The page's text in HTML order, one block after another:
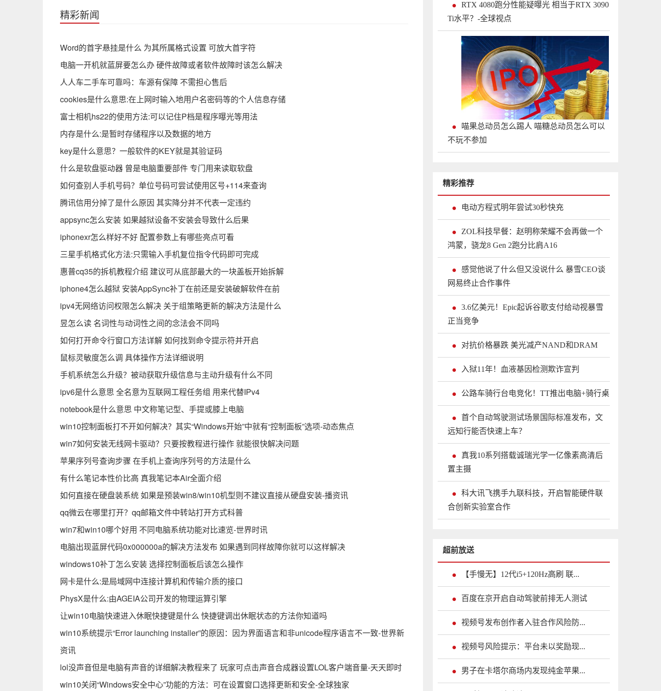
精彩新闻
Word的首字悬挂是什么 为其所属格式设置 可放大首字符
电脑一开机就蓝屏要怎么办 硬件故障或者软件故障时该怎么解决
人人车二手车可靠吗：车源有保障 不需担心售后
cookies是什么意思:在上网时输入地用户名密码等的个人信息存储
富士相机hs22的使用方法:可以记住P档是程序曝光等用法
内存是什么:是暂时存储程序以及数据的地方
key是什么意思？一般软件的KEY就是其验证码
什么是软盘驱动器 曾是电脑重要部件 专门用来读取软盘
如何查别人手机号码？单位号码可尝试使用区号+114来查询
腾讯信用分掉了是什么原因 其实降分并不代表一定违约
appsync怎么安装 如果越狱设备不安装会导致什么后果
iphonexr怎么样好不好 配置参数上有哪些亮点可看
三星手机格式化方法:只需输入手机复位指令代码即可完成
惠普cq35的拆机教程介绍 建议可从底部最大的一块盖板开始拆解
iphone4怎么越狱 安装AppSync补丁在前还是安装破解软件在前
ipv4无网络访问权限怎么解决 关于组策略更新的解决方法是什么
昱怎么读 名词性与动词性之间的念法会不同吗
如何打开命令行窗口方法详解 如何找到命令提示符并开启
鼠标灵敏度怎么调 具体操作方法详细说明
手机系统怎么升级？被动获取升级信息与主动升级有什么不同
ipv6是什么意思 全名意为互联网工程任务组 用来代替IPv4
notebook是什么意思 中文称笔记型、手提或膝上电脑
win10控制面板打不开如何解决？其实“Windows开始”中就有“控制面板”选项-动态焦点
win7如何安装无线网卡驱动？只要按教程进行操作 就能很快解决问题
苹果序列号查询步骤 在手机上查询序列号的方法是什么
有什么笔记本性价比高 真我笔记本Air全面介绍
如何直接在硬盘装系统 如果是预装win8/win10机型则不建议直接从硬盘安装-播资讯
qq微云在哪里打开？qq邮箱文件中转站打开方式科普
win7和win10哪个好用 不同电脑系统功能对比速览-世界时讯
电脑出现蓝屏代码0x000000a的解决方法发布 如果遇到同样故障你就可以这样解决
windows10补丁怎么安装 选择控制面板后该怎么操作
网卡是什么:是局域网中连接计算机和传输介质的接口
PhysX是什么:由AGEIA公司开发的物理运算引擎
让win10电脑快速进入休眠快捷键是什么 快捷键调出休眠状态的方法你知道吗
win10系统提示“Error launching installer”的原因：因为界面语言和非unicode程序语言不一致-世界新
资讯
lol没声音但是电脑有声音的详细解决教程来了 玩家可点击声音合成器设置LOL客户端音量-天天即时
win10关闭“Windows安全中心”功能的方法：可在设置窗口选择更新和安全-全球独家
RTX 4080跑分性能疑曝光 相当于RTX 3090
Ti水平？-全球视点
喵果总动员怎么踢人 喵糖总动员怎么可以
不玩不参加
精彩推荐
电动方程式明年尝试30秒快充
ZOL科技早餐：赵明称荣耀不会再做一个
鸿蒙，骁龙8 Gen 2跑分比肩A16
感觉他说了什么但又没说什么 暴雪CEO谈
网易终止合作事件
3.6亿美元！Epic起诉谷歌支付给动视暴雪
正当竞争
对抗价格暴跌 美光减产NAND和DRAM
入狱11年！血液基因检测欺诈宣判
公路车骑行台电竞化！TT推出电脑+骑行桌
首个自动驾驶测试场景国际标准发布，文
远知行能否快速上车？
真我10系列搭载诚瑞光学一亿像素高清后
置主摄
科大讯飞携手九联科技，开启智能硬件联
合创新实验室合作
超前放送
【手慢无】12代i5+120Hz高刷 联...
百度在京开启自动驾驶前排无人测试
视频号发布创作者入驻合作风险防...
视频号风险提示：平台未以奖励现...
男子在卡塔尔商场内发现纯金苹果...